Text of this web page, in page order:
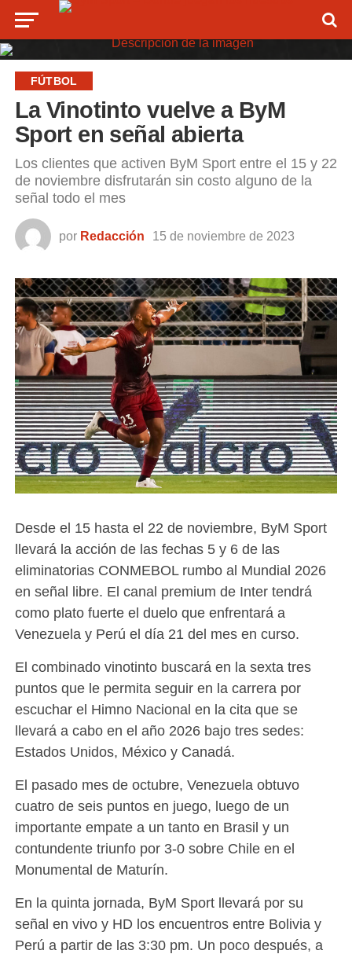
FÚTBOL
La Vinotinto vuelve a ByM
Sport en señal abierta
Los clientes que activen ByM Sport entre el 15 y 22
de noviembre disfrutarán sin costo alguno de la
señal todo el mes
por Redacción 15 de noviembre de 2023
Desde el 15 hasta el 22 de noviembre, ByM Sport
llevará la acción de las fechas 5 y 6 de las
eliminatorias CONMEBOL rumbo al Mundial 2026
en señal libre. El canal premium de Inter tendrá
como plato fuerte el duelo que enfrentará a
Venezuela y Perú el día 21 del mes en curso.
El combinado vinotinto buscará en la sexta tres
puntos que le permita seguir en la carrera por
escuchar el Himno Nacional en la cita que se
llevará a cabo en el año 2026 bajo tres sedes:
Estados Unidos, México y Canadá.
El pasado mes de octubre, Venezuela obtuvo
cuatro de seis puntos en juego, luego de un
importante empate a un tanto en Brasil y un
contundente triunfo por 3-0 sobre Chile en el
Monumental de Maturín.
En la quinta jornada, ByM Sport llevará por su
señal en vivo y HD los encuentros entre Bolivia y
Perú a partir de las 3:30 pm. Un poco después, a